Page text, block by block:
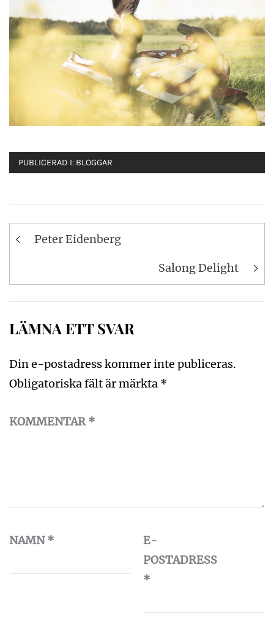
PUBLICERAD I: BLOGGAR
Inläggsnavigering
Peter Eidenberg
Salong Delight
LÄMNA ETT SVAR
Din e-postadress kommer inte publiceras.
Obligatoriska fält är märkta *
KOMMENTAR*
NAMN*
E-
POSTADRESS
*